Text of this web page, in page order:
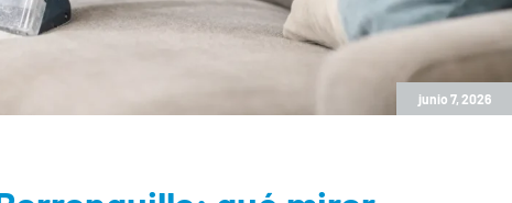
junio 7, 2026